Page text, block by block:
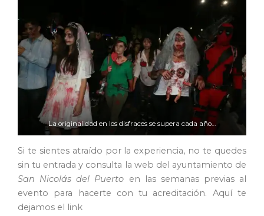
La originalidad en los disfraces se supera cada año…
Si te sientes atraído por la experiencia, no te quedes
sin tu entrada y consulta la web del ayuntamiento de
San Nicolás del Puerto en las semanas previas al
evento para hacerte con tu acreditación. Aquí te
dejamos el link